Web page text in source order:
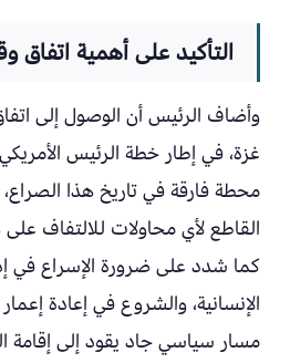
التأكيد على أهمية اتفاق
وأضاف الرئيس أن الوصول إلى
غزة، في إطار خطة الرئيس
محطة فارقة في تاريخ هذا
القاطع لأي محاولات للالتفاف على
كما شدد على ضرورة الإسراع في
الإنسانية، والشروع في إعادة
مسار سياسي جاد يقود إلى إقامة